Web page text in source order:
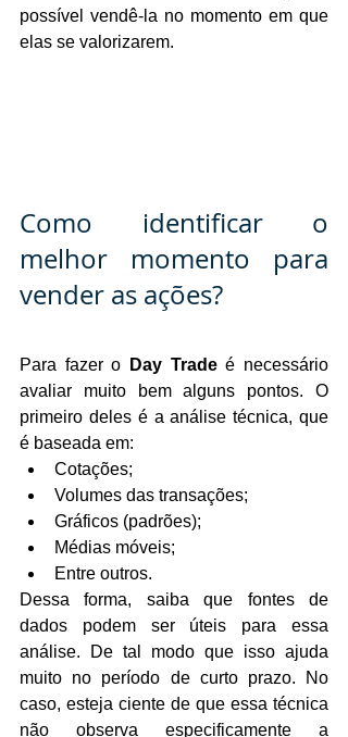
possível vendê-la no momento em que
elas se valorizarem.
Como identificar o
melhor momento para
vender as ações?
Para fazer o Day Trade é necessário
avaliar muito bem alguns pontos. O
primeiro deles é a análise técnica, que
é baseada em:
Cotações;
Volumes das transações;
Gráficos (padrões);
Médias móveis;
Entre outros.
Dessa forma, saiba que fontes de
dados podem ser úteis para essa
análise. De tal modo que isso ajuda
muito no período de curto prazo. No
caso, esteja ciente de que essa técnica
não observa especificamente a